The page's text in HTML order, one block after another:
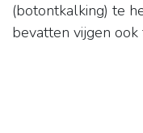
(botontkalking) te
bevatten vijgen ook